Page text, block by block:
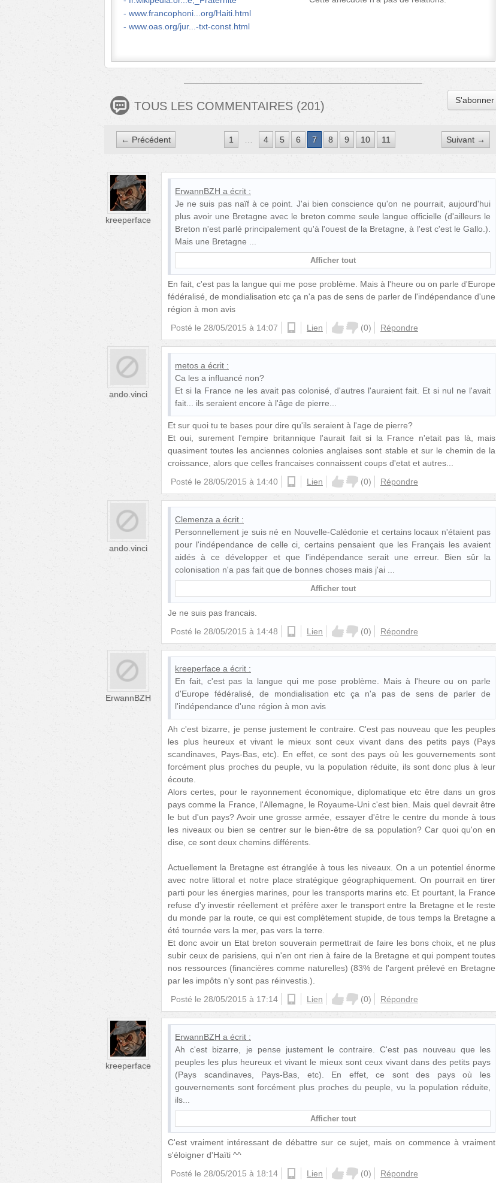
www.francophoni...org/Haiti.html
www.oas.org/jur...-txt-const.html
TOUS LES COMMENTAIRES (201) S'abonner
← Précédent 1 4 5 6 7 8 9 10 11 Suivant →
kreeperface
ErwannBZH a écrit :
Je ne suis pas naïf à ce point. J'ai bien conscience qu'on ne pourrait, aujourd'hui
plus avoir une Bretagne avec le breton comme seule langue officielle (d'ailleurs le
Breton n'est parlé principalement qu'à l'ouest de la Bretagne, à l'est c'est le Gallo.).
Mais une Bretagne
Afficher tout
En fait, c'est pas la langue qui me pose problème. Mais à l'heure ou on parle d'Europe
fédéralisé, de mondialisation etc ça n'a pas de sens de parler de l'indépendance d'une
région à mon avis
Posté le 28/05/2015 à 14:07 androidLien (0) Répondre
ando.vinci
metos a écrit :
Ca les a influancé non?
Et si la France ne les avait pas colonisé, d'autres l'auraient fait. Et si nul ne l'avait
fait... ils seraient encore à l'âge de pierre...
Et sur quoi tu te bases pour dire qu'ils seraient à l'age de pierre?
Et oui, surement l'empire britannique l'aurait fait si la France n'etait pas là, mais
quasiment toutes les anciennes colonies anglaises sont stable et sur le chemin de la
croissance, alors que celles francaises connaissent coups d'etat et autres...
Posté le 28/05/2015 à 14:40 ios Lien (0) Répondre
ando.vinci
Clemenza a écrit :
Personnellement je suis né en Nouvelle-Calédonie et certains locaux n'étaient pas
pour l'indépendance de celle ci, certains pensaient que les Français les avaient
aidés à ce développer et que l'indépendance serait une erreur. Bien sûr la
colonisation n'a pas fait que de bonnes choses mais j'ai
Afficher tout
Je ne suis pas francais.
Posté le 28/05/2015 à 14:48 Lien (0) Répondre
ErwannBZH
kreeperface a écrit :
En fait, c'est pas la langue qui me pose problème. Mais à l'heure ou on parle
d'Europe fédéralisé, de mondialisation etc ça n'a pas de sens de parler de
l'indépendance d'une région à mon avis
Ah c'est bizarre, je pense justement le contraire. C'est pas nouveau que les peuples
les plus heureux et vivant le mieux sont ceux vivant dans des petits pays (Pays
scandinaves, Pays-Bas, etc). En effet, ce sont des pays où les gouvernements sont
forcément plus proches du peuple, vu la population réduite, ils sont donc plus à leur
écoute.
Alors certes, pour le rayonnement économique, diplomatique etc être dans un gros
pays comme la France, l'Allemagne, le Royaume-Uni c'est bien. Mais quel devrait être
le but d'un pays? Avoir une grosse armée, essayer d'être le centre du monde à tous
les niveaux ou bien se centrer sur le bien-être de sa population? Car quoi qu'on en
dise, ce sont deux chemins différents.
Actuellement la Bretagne est étranglée à tous les niveaux. On a un potentiel énorme
avec notre littoral et notre place stratégique géographiquement. On pourrait en tirer
parti pour les énergies marines, pour les transports marins etc. Et pourtant, la France
refuse d'y investir réellement et préfère axer le transport entre la Bretagne et le reste
du monde par la route, ce qui est complètement stupide, de tous temps la Bretagne a
été tournée vers la mer, pas vers la terre.
Et donc avoir un Etat breton souverain permettrait de faire les bons choix, et ne plus
subir ceux de parisiens, qui n'en ont rien à faire de la Bretagne et qui pompent toutes
nos ressources (financières comme naturelles) (83% de l'argent prélevé en Bretagne
par les impôts n'y sont pas réinvestis.).
Posté le 28/05/2015 à 17:14 androidLien (0) Répondre
kreeperface
ErwannBZH a écrit :
Ah c'est bizarre, je pense justement le contraire. C'est pas nouveau que les
peuples les plus heureux et vivant le mieux sont ceux vivant dans des petits pays
(Pays scandinaves, Pays-Bas, etc). En effet, ce sont des pays où les
gouvernements sont forcément plus proches du peuple, vu la population réduite,
ils
Afficher tout
C'est vraiment intéressant de débattre sur ce sujet, mais on commence à vraiment
s'éloigner d'Haïti ^^
Posté le 28/05/2015 à 18:14 androidLien (0) Répondre